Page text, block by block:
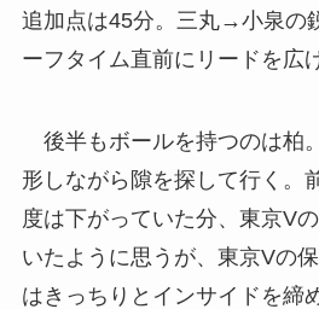
追加点は45分。三丸→小泉の
ーフタイム直前にリードを広
後半もボールを持つのは柏
形しながら隙を探して行く。
度は下がっていた分、東京V
いたように思うが、東京Vの
はきっちりとインサイドを締